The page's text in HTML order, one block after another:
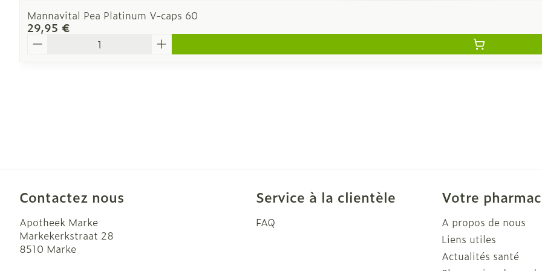
Mannavital Pea Platinum V-caps 60
29,95 €
Contactez nous
Apotheek Marke
Markekerkstraat 28
8510 Marke
Service à la clientèle
FAQ
Votre
A propos de nous
Liens utiles
Actualités santé